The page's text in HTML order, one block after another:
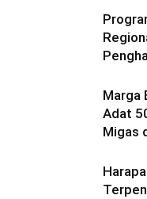
Marga
Adat
Migas